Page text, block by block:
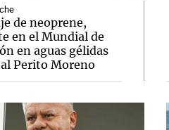
de neoprene,
en el Mundial de
en aguas gélidas
Perito Moreno